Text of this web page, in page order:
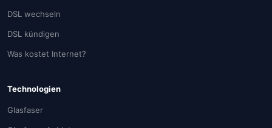
DSL wechseln
DSL kündigen
Was kostet Internet?
Technologien
Glasfaser